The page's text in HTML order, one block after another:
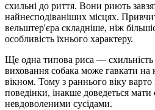
схильні до риття. Вони риють
найнесподіваніших місцях.
вельштер'єра складніше, ніж
особливість їхнього характеру.
Ще одна типова риса — схильність
виховання собака може гавкати на
вікном. Тому з раннього віку варто
поведінки, інакше доведеться
невдоволеними сусідами.